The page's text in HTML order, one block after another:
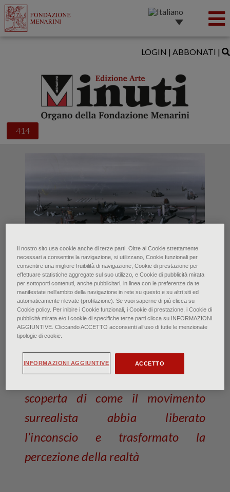
414
LOGIN | ABBONATI |
Museum of Art Digital ©
Image Museum Associates/LACMA/Art Resource
NY/Scala, Firenze (particolare)
Surrealismo: un viaggio verso
l’inconscio
Un affascinante viaggio alla
scoperta di come il movimento
surrealista abbia liberato
l’inconscio e trasformato la
percezione della realtà
Il nostro sito usa cookie anche di terze parti. Oltre ai Cookie strettamente
necessari a consentire la navigazione, si utilizzano, Cookie funzionali per
consentire una migliore fruibilità di navigazione, Cookie di prestazione per
effettuare statistiche aggregate sul suo utilizzo, e Cookie di pubblicità mirata
per sottoporti contenuti, anche pubblicitari, in linea con le preferenze da te
manifestate nell‘ambito della navigazione in rete su questo e su altri siti ed
automaticamente rilevate (profilazione). Se vuoi saperne di più clicca su
Cookie policy. Per inibire i Cookie funzionali, i Cookie di prestazione, i Cookie di
pubblicità mirata e/o i cookie di specifiche terze parti clicca su INFORMAZIONI
AGGIUNTIVE. Cliccando ACCETTO acconsenti all’uso di tutte le menzionate
tipologie di cookie.
ACCETTO
INFORMAZIONI AGGIUNTIVE